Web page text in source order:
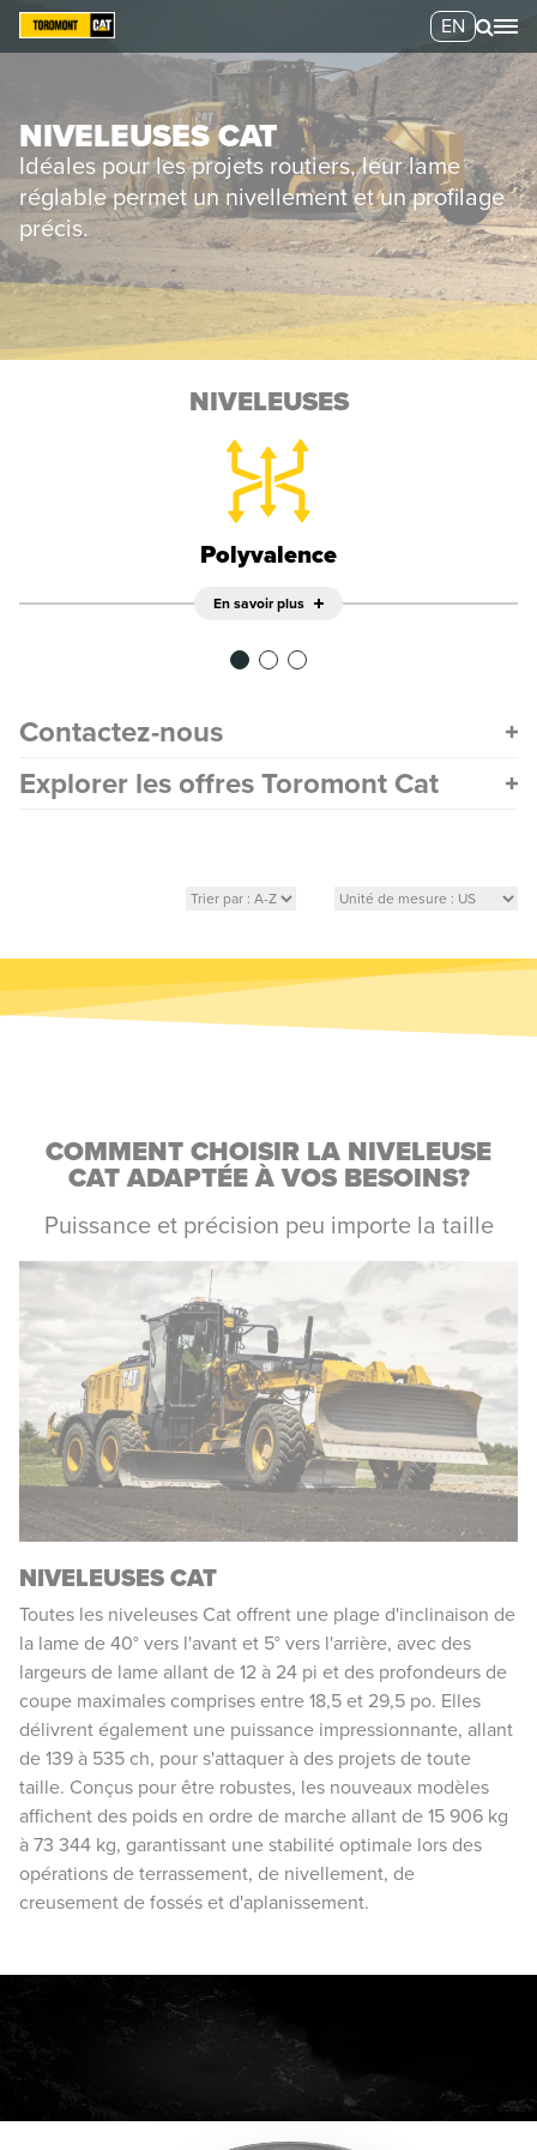
EN
NIVELEUSES CAT
Idéales pour les projets routiers, leur lame
réglable permet un nivellement et un profilage
précis.
NIVELEUSES
Polyvalence
En savoir plus
Contactez-nous
Explorer les offres Toromont Cat
COMMENT CHOISIR LA NIVELEUSE
CAT ADAPTÉE À VOS BESOINS?
Puissance et précision peu importe la taille
NIVELEUSES CAT
Toutes les niveleuses Cat offrent une plage d'inclinaison de
la lame de 40° vers l'avant et 5° vers l'arrière, avec des
largeurs de lame allant de 12 à 24 pi et des profondeurs de
coupe maximales comprises entre 18,5 et 29,5 po. Elles
délivrent également une puissance impressionnante, allant
de 139 à 535 ch, pour s'attaquer à des projets de toute
taille. Conçus pour être robustes, les nouveaux modèles
affichent des poids en ordre de marche allant de 15 906 kg
à 73 344 kg, garantissant une stabilité optimale lors des
opérations de terrassement, de nivellement, de
creusement de fossés et d'aplanissement.